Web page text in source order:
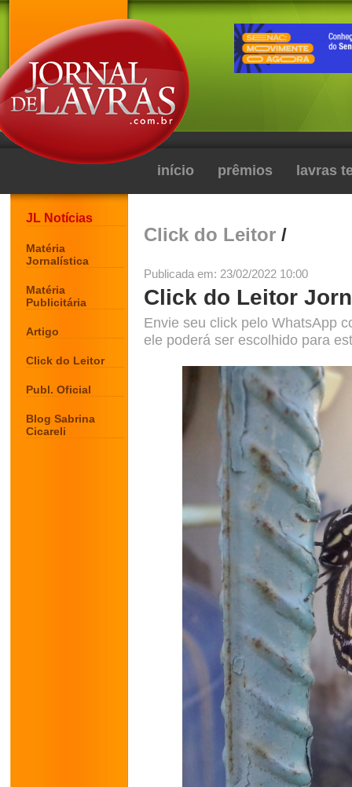
início prêmios lavras
JL Notícias
Matéria
Jornalística
Matéria
Publicitária
Artigo
Click do Leitor
Publ. Oficial
Blog Sabrina
Cicareli
Click do Leitor /
Publicada em: 23/02/2022 10:00
Click do Leitor
Envie seu click pelo WhatsApp
ele poderá ser escolhido para